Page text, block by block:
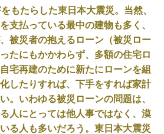
もたらした東日本大震災。当然、
支払っている最中の建物も多く、
被災者の抱えるローン（被災ロー
たにもかかわらず、多額の住宅ロ
宅再建のために新たにローンを組
したりすれば、下手をすれば家計
。いわゆる被災ローンの問題は、
人にとっては他人事ではなく、漠
る人も多いだろう。東日本大震災